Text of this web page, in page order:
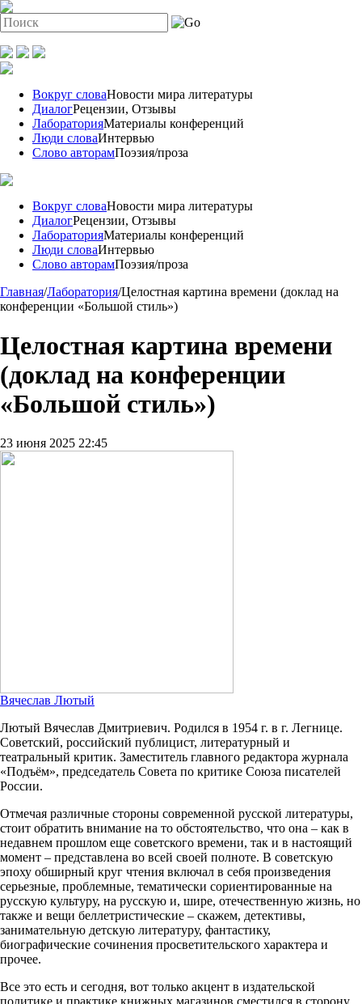
Вокруг словаНовости мира литературы
ДиалогРецензии, Отзывы
ЛабораторияМатериалы конференций
Люди словаИнтервью
Слово авторамПоэзия/проза
Вокруг словаНовости мира литературы
ДиалогРецензии, Отзывы
ЛабораторияМатериалы конференций
Люди словаИнтервью
Слово авторамПоэзия/проза
Главная/Лаборатория/Целостная картина времени (доклад на
конференции «Большой стиль»)
Целостная картина времени
(доклад на конференции
«Большой стиль»)
23 июня 2025 22:45
Вячеслав Лютый
Лютый Вячеслав Дмитриевич. Родился в 1954 г. в г. Легнице.
Советский, российский публицист, литературный и
театральный критик. Заместитель главного редактора журнала
«Подъём», председатель Совета по критике Союза писателей
России.
Отмечая различные стороны современной русской литературы,
стоит обратить внимание на то обстоятельство, что она – как в
недавнем прошлом еще советского времени, так и в настоящий
момент – представлена во всей своей полноте. В советскую
эпоху обширный круг чтения включал в себя произведения
серьезные, проблемные, тематически сориентированные на
русскую культуру, на русскую и, шире, отечественную жизнь, но
также и вещи беллетристические – скажем, детективы,
занимательную детскую литературу, фантастику,
биографические сочинения просветительского характера и
прочее.
Все это есть и сегодня, вот только акцент в издательской
политике и практике книжных магазинов сместился в сторону